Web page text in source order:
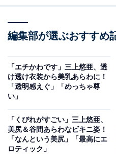
編集部が選ぶおすすめ
「エチかわです」三上悠亜、透
け透け衣装から美乳あらわに！
「透明感えぐ」「めっちゃ尊
い」
「くびれがすごい」三上悠亜、
美尻＆谷間あらわなビキニ姿！
「なんという美尻」「最高にエ
ロティック」